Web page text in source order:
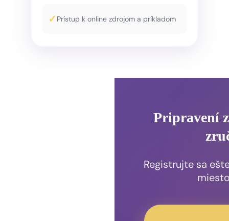
Prístup k online zdrojom a príkladom
Pripravení
Registrujte sa